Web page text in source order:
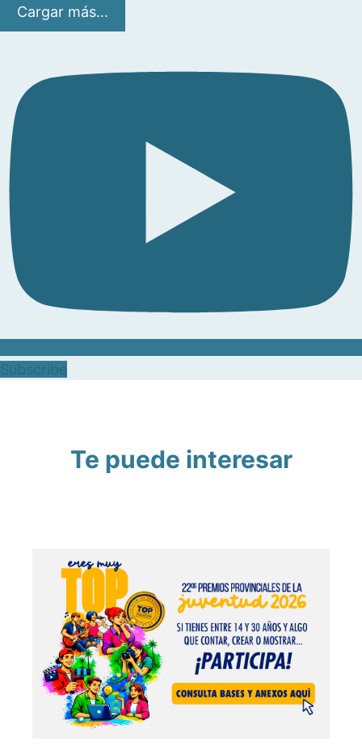
Cargar más...
Te puede interesar